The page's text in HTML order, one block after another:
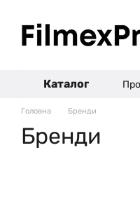
Каталог
Головна Бренди
Бренди